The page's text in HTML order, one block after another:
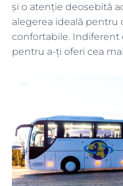
și o atenție deosebită
alegerea ideală pentru
confortabile. Indiferent
pentru a-ți oferi cea